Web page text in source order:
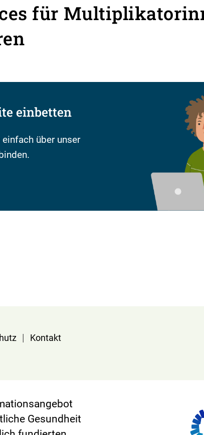
für
einbetten
über unser
| Kontakt
Gesundheit